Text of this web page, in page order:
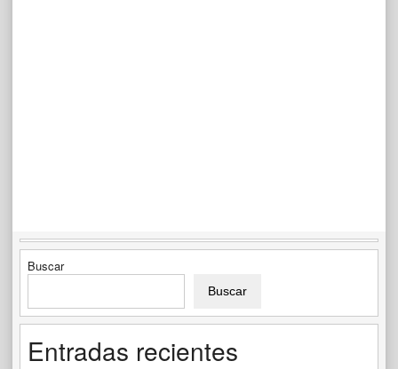
Buscar
Buscar
Entradas recientes